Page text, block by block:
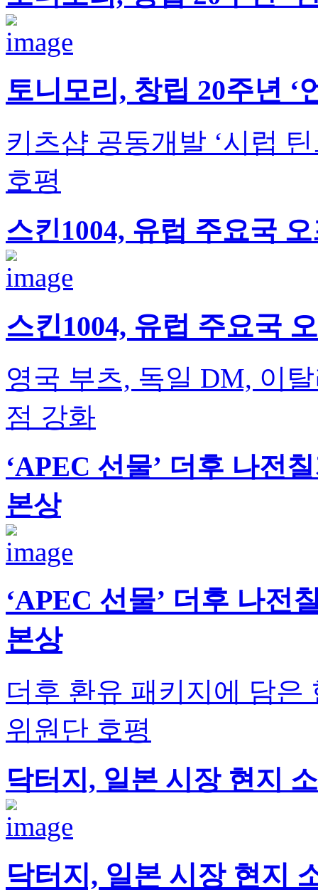
토니모리, 창립 20주년 ‘
키츠샵 공동개발 ‘시럽
호평
스킨1004, 유럽 주요국
스킨1004, 유럽 주요국
영국 부츠, 독일 DM, 이
점 강화
‘APEC 선물’ 더후 나전
본상
‘APEC 선물’ 더후 나전
본상
더후 환유 패키지에 담
위원단 호평
닥터지, 일본 시장 현지
닥터지, 일본 시장 현지